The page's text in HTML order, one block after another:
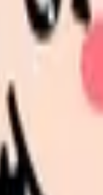
ポイントを詳しく解説
たの転職成功への道筋